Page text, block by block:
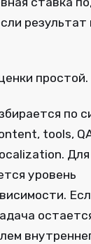
результат
простой.
по
tools,
уровень